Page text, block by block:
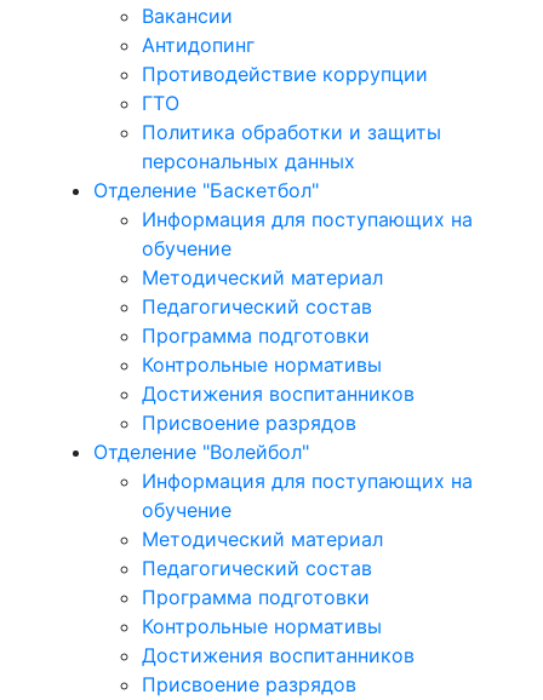
Вакансии
Антидопинг
Противодействие коррупции
ГТО
Политика обработки и защиты
персональных данных
Отделение "Баскетбол"
Информация для поступающих на
обучение
Методический материал
Педагогический состав
Программа подготовки
Контрольные нормативы
Достижения воспитанников
Присвоение разрядов
Отделение "Волейбол"
Информация для поступающих на
обучение
Методический материал
Педагогический состав
Программа подготовки
Контрольные нормативы
Достижения воспитанников
Присвоение разрядов